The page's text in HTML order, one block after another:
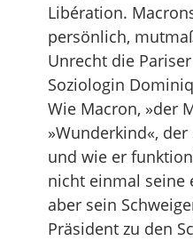
Libération.
persönlich,
Unrecht die
Soziologin
Wie Macron, »der
»Wunderkind«,
und wie er
nicht einmal seine
aber sein
Präsident zu den